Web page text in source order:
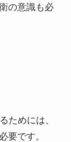
の意識も必
ためには、
要です。